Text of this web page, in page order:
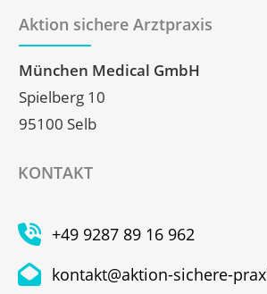
Aktion sichere Arztpraxis
München Medical GmbH
Spielberg 10
95100 Selb
KONTAKT
+49 9287 89 16 962
kontakt@aktion-sichere-